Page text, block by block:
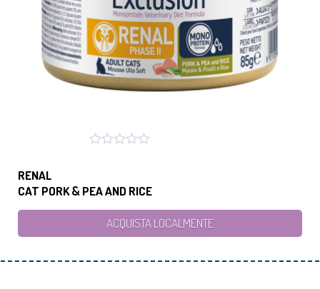
RENAL
CAT PORK & PEA AND RICE
ACQUISTA LOCALMENTE